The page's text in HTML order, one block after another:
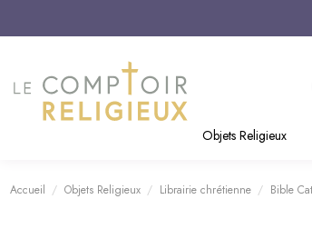
Objets Religieux
Accueil Objets Religieux Librairie chrétienne Bible